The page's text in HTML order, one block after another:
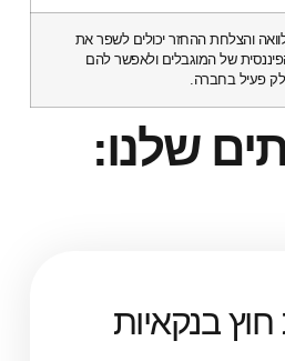
והצלחת ההחזר יכולים לשפר את
של המוגבלים ולאפשר להם
פעיל בחברה.
שלנו:
חוץ בנקאיות